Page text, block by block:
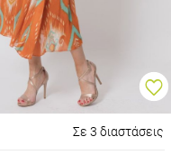
Σε 3 διαστάσεις